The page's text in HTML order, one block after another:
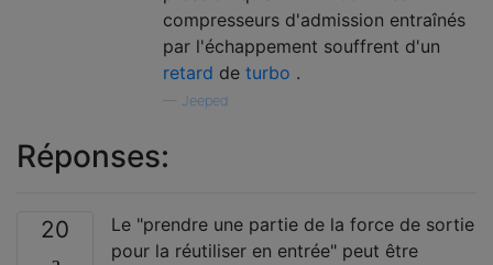
compresseurs d'admission entraînés
par l'échappement souffrent d'un
retard de turbo .
Jeeped
Réponses:
20
Le "prendre une partie de la force de sortie
pour la réutiliser en entrée" peut être